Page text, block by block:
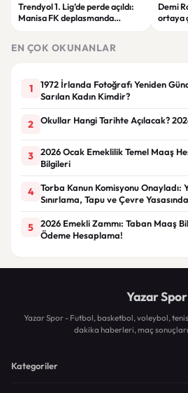
Trendyol 1. Lig’de perde açıldı:
Manisa FK deplasmanda
Demi
ortaya
EN ÇOK OKUNANLAR
1
1972 İrlanda Fotoğrafı Yeniden
Sarılan Kadın Kimdir?
2 Okullar Hangi Tarihte Açılacak?
3
2026 Ocak Emeklilik Temel Maaş
Bilgileri
4
Torba Kanun Komisyonu Onayladı:
Sınırlama, Tapu ve Çevre
5
2026 Emekli Zammı: Taban Maaş
Ödeme Hesaplama!
Yazar Spor
Yazar Spor - Futbol, basketbol, voleybol,
dakika haberleri, maç
Kategoriler